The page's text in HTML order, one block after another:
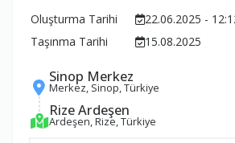
Oluşturma Tarihi
22.06.2025 -
Taşınma Tarihi
15.08.2025
Sinop Merkez
Merkez, Sinop, Türkiye
Rize Ardeşen
Ardeşen, Rize, Türkiye